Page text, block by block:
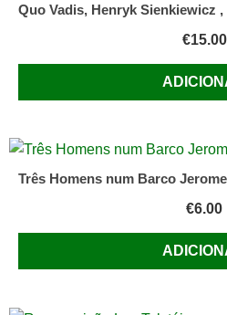
Quo Vadis, Henryk Sienkiewicz
€15.00
Três Homens num Barco
€6.00